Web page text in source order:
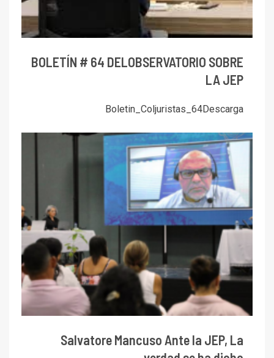
BOLETÍN # 64 DELOBSERVATORIO SOBRE
LA JEP
Boletin_Coljuristas_64Descarga
Salvatore Mancuso Ante la JEP, La